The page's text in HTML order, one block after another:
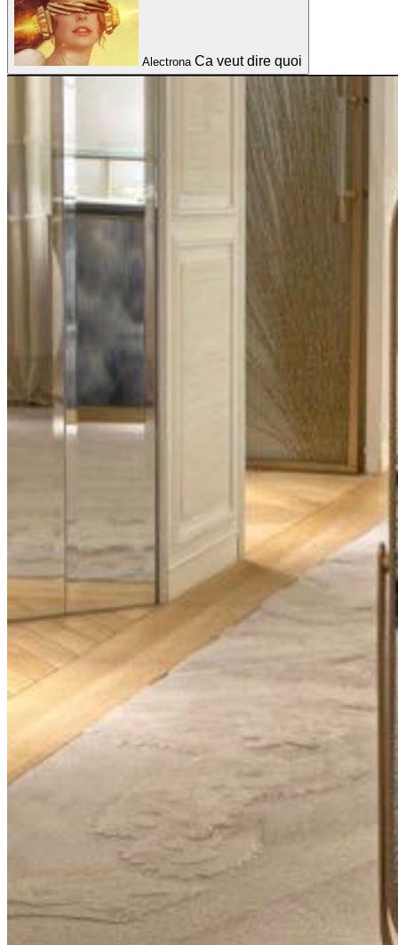
Alectrona Ca veut dire quoi